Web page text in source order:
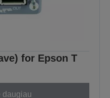
for Epson T
daugiau